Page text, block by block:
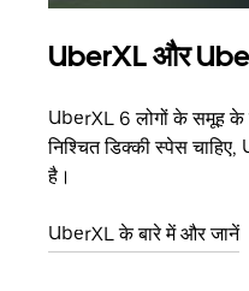
UberXL और
UberXL 6 लोगों के समूह
निश्चित डिक्की स्पेस
है।
UberXL के बारे में और जानें